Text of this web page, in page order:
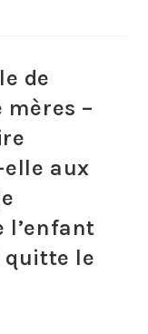
de
–
aux
l’enfant
quitte le